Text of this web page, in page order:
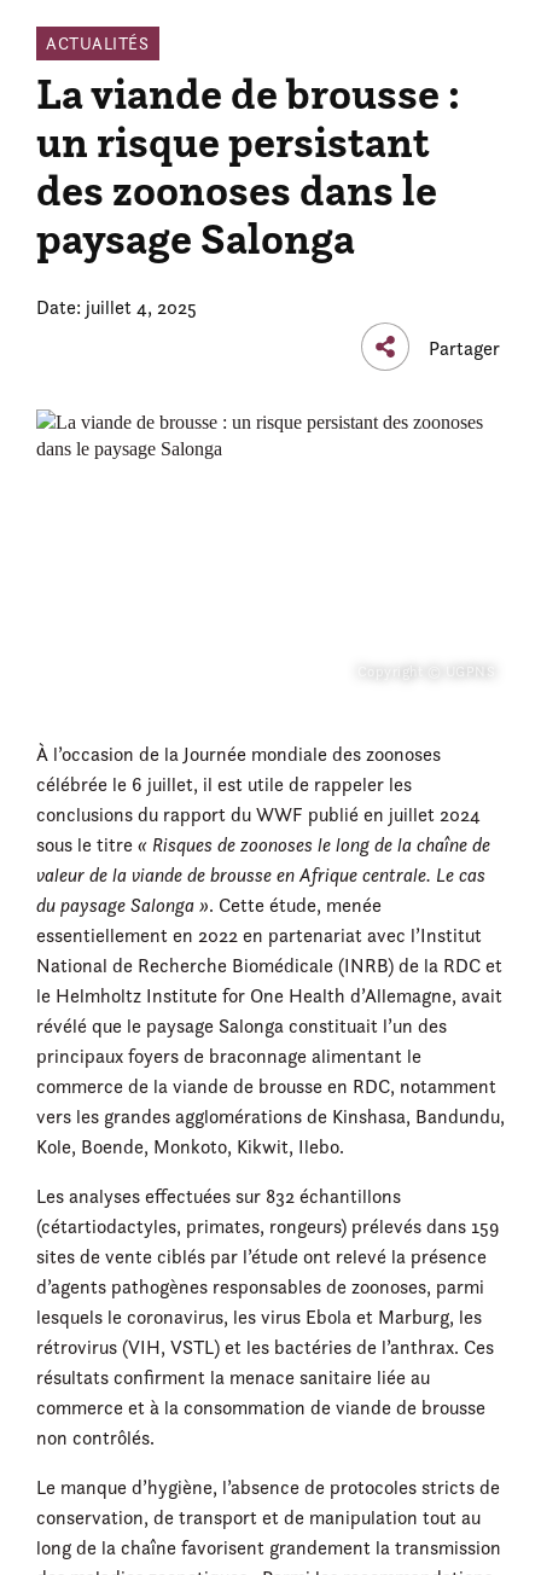
ACTUALITÉS
La viande de brousse :
un risque persistant
des zoonoses dans le
paysage Salonga
Date: juillet 4, 2025
Partager
Copyright © UGPNS
À l’occasion de la Journée mondiale des zoonoses
célébrée le 6 juillet, il est utile de rappeler les
conclusions du rapport du WWF publié en juillet 2024
sous le titre« Risques de zoonoses le long de la chaîne de
valeur de la viande de brousse en Afrique centrale. Le cas
du paysage Salonga ». Cette étude, menée
essentiellement en 2022 en partenariat avec l’Institut
National de Recherche Biomédicale (INRB) de la RDC et
le Helmholtz Institute for One Health d’Allemagne, avait
révélé que le paysage Salonga constituait l’un des
principaux foyers de braconnage alimentant le
commerce de la viande de brousse en RDC, notamment
vers les grandes agglomérations de Kinshasa, Bandundu,
Kole, Boende, Monkoto, Kikwit, Ilebo.
Les analyses effectuées sur 832 échantillons
(cétartiodactyles, primates, rongeurs) prélevés dans 159
sites de vente ciblés par l’étude ont relevé la présence
d’agents pathogènes responsables de zoonoses, parmi
lesquels le coronavirus, les virus Ebola et Marburg, les
rétrovirus (VIH, VSTL) et les bactéries de l’anthrax. Ces
résultats confirment la menace sanitaire liée au
commerce et à la consommation de viande de brousse
non contrôlés.
Le manque d’hygiène, l’absence de protocoles stricts de
conservation, de transport et de manipulation tout au
long de la chaîne favorisent grandement la transmission